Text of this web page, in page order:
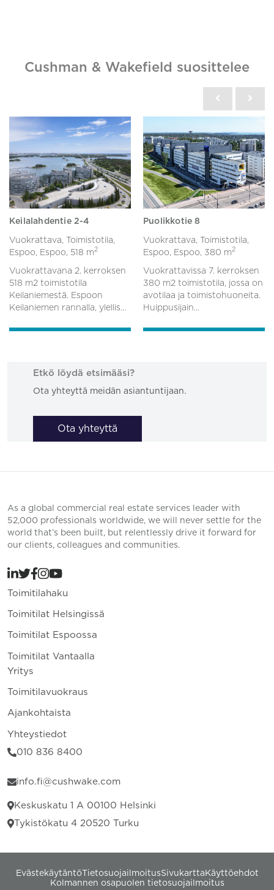
Cushman & Wakefield suosittelee
Keilalahdentie 2-4
Vuokrattava, Toimistotila,
Espoo, Espoo, 518 m2
Vuokrattavana 2. kerroksen
518 m2 toimistotila
Keilaniemestä. Espoon
Keilaniemen rannalla, ylellis...
Puolikkotie 8
Vuokrattava, Toimistotila,
Espoo, Espoo, 380 m2
Vuokrattavissa 7. kerroksen
380 m2 toimistotila, jossa on
avotilaa ja toimistohuoneita.
Huippusijain...
Etkö löydä etsimääsi?
Ota yhteyttä meidän asiantuntijaan.
Ota yhteyttä
As a global commercial real estate services leader with
52,000 professionals worldwide, we will never settle for the
world that’s been built, but relentlessly drive it forward for
our clients, colleagues and communities.
Toimitilahaku
Toimitilat Helsingissä
Toimitilat Espoossa
Toimitilat Vantaalla
Yritys
Toimitilavuokraus
Ajankohtaista
Yhteystiedot
010 836 8400
info.fi@cushwake.com
Keskuskatu 1 A 00100 Helsinki
Tykistökatu 4 20520 Turku
EvästekäytäntöTietosuojailmoitusSivukartta Käyttöehdot
Kolmannen osapuolen tietosuojailmoitus